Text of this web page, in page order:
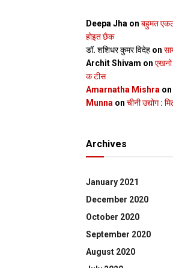
Deepa Jha on बहुमत
होइत छैक
डॉ. शशिधर कुमर विदेह on
Archit Shivam on एखनो
क टीस
Amarnatha Mishra on
Munna on चीनी उद्योग :
Archives
January 2021
December 2020
October 2020
September 2020
August 2020